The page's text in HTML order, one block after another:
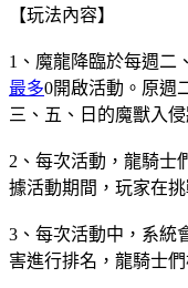
【玩法內容】
1、魔龍降臨於每週二
最多0開啟活動。原週
三、五、日的魔獸入
2、每次活動，龍騎士
據活動期間，玩家在
3、每次活動中，系統
害進行排名，龍騎士